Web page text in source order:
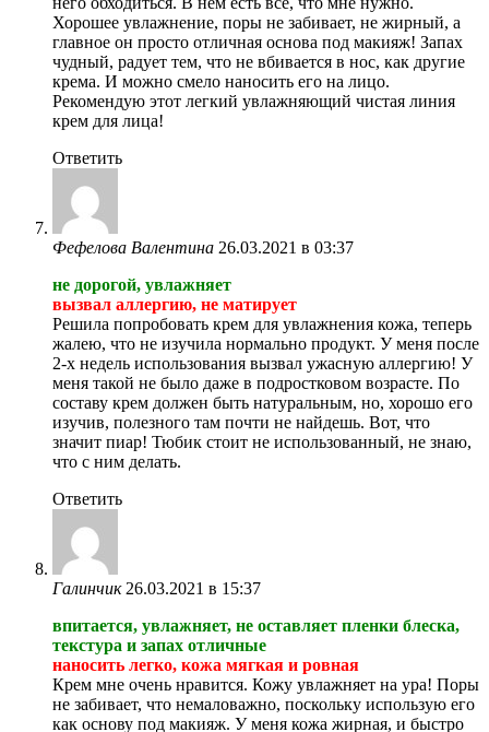
Хорошее увлажнение, поры не забивает, не жирный, а
главное он просто отличная основа под макияж! Запах
чудный, радует тем, что не вбивается в нос, как другие
крема. И можно смело наносить его на лицо.
Рекомендую этот легкий увлажняющий чистая линия
крем для лица!
Ответить
Фефелова Валентина 26.03.2021 в 03:37
не дорогой, увлажняет
вызвал аллергию, не матирует
Решила попробовать крем для увлажнения кожа, теперь
жалею, что не изучила нормально продукт. У меня после
2-х недель использования вызвал ужасную аллергию! У
меня такой не было даже в подростковом возрасте. По
составу крем должен быть натуральным, но, хорошо его
изучив, полезного там почти не найдешь. Вот, что
значит пиар! Тюбик стоит не использованный, не знаю,
что с ним делать.
Ответить
Галинчик 26.03.2021 в 15:37
впитается, увлажняет, не оставляет пленки блеска,
текстура и запах отличные
наносить легко, кожа мягкая и ровная
Крем мне очень нравится. Кожу увлажняет на ура! Поры
не забивает, что немаловажно, поскольку использую его
как основу под макияж. У меня кожа жирная, и быстро